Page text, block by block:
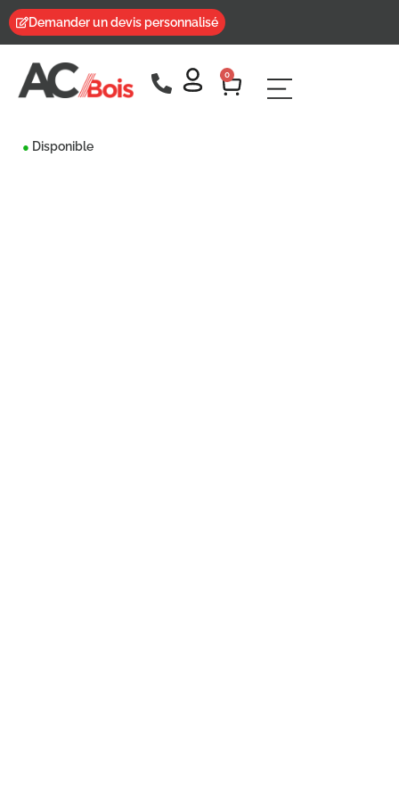
Demander un devis personnalisé
0
● Disponible